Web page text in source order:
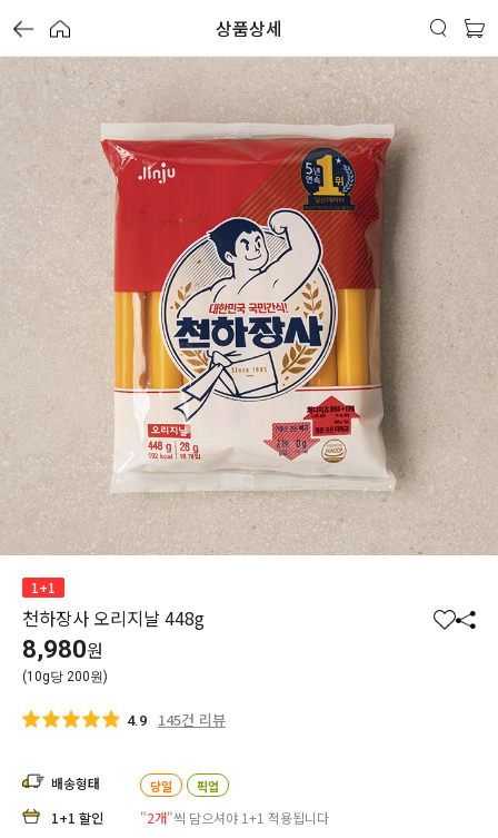
상품상세
1+1
천하장사 오리지날 448g
찜 공
8,980원
(10g당 200원)
4.9 145건 리뷰
배송형태 당일 픽업
1+1 할인 "2개"씩 담으셔야 1+1 적용됩니다
할
인
전
가
격
가
격
별
개
만
점
중
할
인
전
가
격
가
격
별
5
개
만
점
중
할
인
전
가
격
가
격
별
5
개
만
점
중